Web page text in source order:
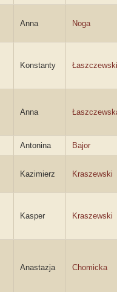
Anna Noga
Konstanty Łaszczewski
Anna
Antonina Bajor
Kazimierz Kraszewski
Kasper Kraszewski
Anastazja Chomicka